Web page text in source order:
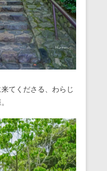
てくださる、わらじ